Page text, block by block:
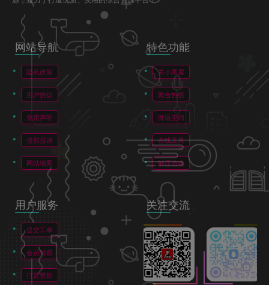
网站导航
隐私政策
用户协议
免责声明
侵权投诉
网站地图
特色功能
关小黑屋
聚合热榜
微语空间
在线工具
解压游戏
用户服务
提交工单
会员特权
打赏赞助
关注交流